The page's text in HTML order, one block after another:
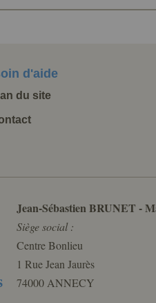
d'aide
du site
Jean-Sébastien BRUNET -
Siège social :
Centre Bonlieu
1 Rue Jean Jaurès
74000 ANNECY